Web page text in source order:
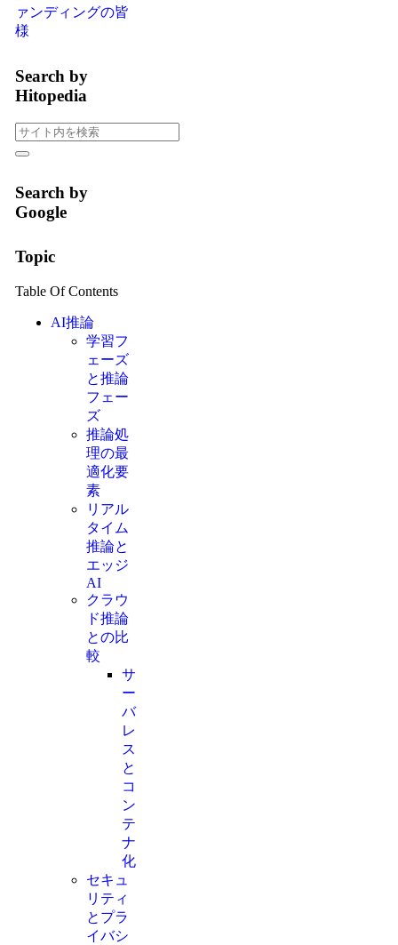
ァンディングの皆
様
Search by
Hitopedia
Search by
Google
Topic
Table Of Contents
AI推論
学習フ
ェーズ
と推論
フェー
ズ
推論処
理の最
適化要
素
リアル
タイム
推論と
エッジ
AI
クラウ
ド推論
との比
較
サ
ー
バ
レ
ス
と
コ
ン
テ
ナ
化
セキュ
リティ
とプラ
イバシ